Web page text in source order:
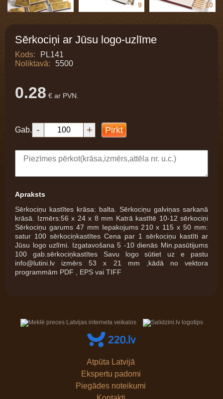
8 9 10
Sērkociņi ar Jūsu logo-uzlīme
Kods:
PL141
Noliktavā:
5500
0.28 € ar PVN.
Gab. - + Pirkt
Apraksts
Sērkociņu kastītes krāsa: balta. Sērkociņu galviņas sarkanā
krāsā. Izmērs:56 x 24 x 8 mm Katrā kastītē 10-12 sērkociņi
Sērkociņu garums 47 mm Iepakojums 210 x 115 x 50 mm:
satur 100 sērkociņkastītes Cena par 1 sērkociņu kastīti ar
Jūsu logo uzlīmi. Izgatavošana 5 -10 dienās Min.pasūtijums
100 gab.sērkociņkastītes Savu logo sūtiet uz e pastu
info@lutini.lv izmērs 53 x 21 mm ,kādā no vektora
programmām PDF , EPS vai TIFF
Atpūta Latvijā
Ekspertu padomi
Piegādes noteikumi